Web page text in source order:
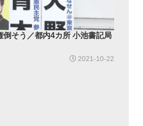
倒そう／都内4カ所 小池書記局
2021-10-22